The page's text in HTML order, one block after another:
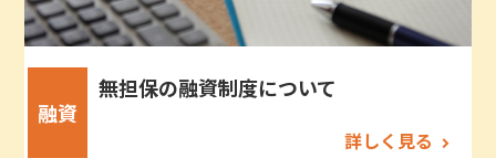
融資
無担保の融資制度について
詳しく見る